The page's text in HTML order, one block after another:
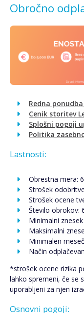
Obročno
Redna
Cenik storitev
Splošni pogoji
Politika
Lastnosti:
Obrestna mera:
Strošek
Strošek ocene
Število obrokov:
Minimalni
Maksimalni
Minimalen
Način
*strošek ocene rizika
lahko spremeni, če se
uporabljeni za njen
Osnovni pogoji: